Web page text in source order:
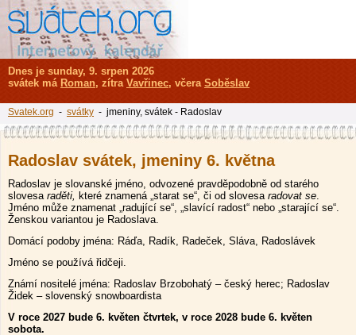
Radoslav svátek, jmeniny 6. května
Radoslav je slovanské jméno, odvozené pravděpodobně od starého
slovesa raděti, které znamená „starat se“, či od slovesa radovat se.
Jméno může znamenat „radující se“, „slavící radost“ nebo „starající se“.
Ženskou variantou je Radoslava.
Domácí podoby jména: Ráďa, Radík, Radeček, Sláva, Radoslávek
Jméno se používá řidčeji.
Známí nositelé jména: Radoslav Brzobohatý – český herec; Radoslav
Židek – slovenský snowboardista
V roce 2027 bude 6. květen čtvrtek, v roce 2028 bude 6. květen
sobota.
Dnes je sunday, 9. srpen 2026
svátek má Roman, zítra Vavřinec, včera Soběslav
Svatek.org - svátky - jmeniny, svátek - Radoslav